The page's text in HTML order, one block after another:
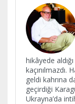
hikâyede
kaçınılmazdı.
geldi kahrına
geçirdiği
Ukrayna’da